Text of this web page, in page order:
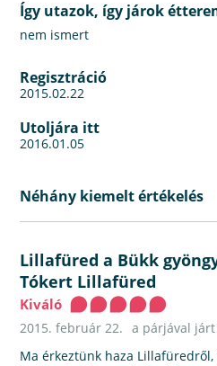
Így utazok, így járok
nem ismert
Regisztráció
2015.02.22
Utoljára itt
2016.01.05
Néhány kiemelt értékelés
Lillafüred a Bükk
Tókert Lillafüred
Kiváló
2015. február 22. a párjával
Ma érkeztünk haza